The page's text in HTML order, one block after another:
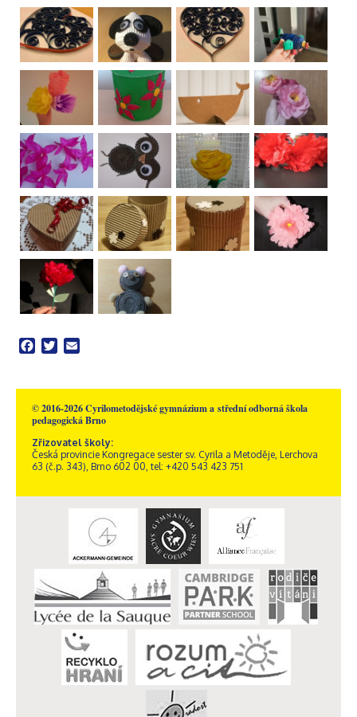
Facebook
Twitter
© 2016-2026 Cyrilometodějské gymnázium a střední odborná škola
pedagogická Brno
Zřizovatel školy:
Česká provincie Kongregace sester sv. Cyrila a Metoděje, Lerchova
63 (č.p. 343), Brno 602 00, tel: +420 543 423 751